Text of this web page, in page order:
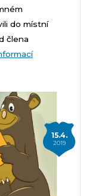
do místní
člena
15.4.
2019